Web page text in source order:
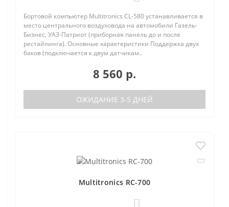
Бортовой компьютер Multitronics CL-580 устанавливается в
место центрального воздуховода на автомобили Газель-
Бизнес, УАЗ-Патриот (приборная панель до и после
рестайлинга). Основные характеристики Поддержка двух
баков (подключается к двум датчикам..
8 560 р.
ОЖИДАНИЕ 3-5 ДНЕЙ
Multitronics RC-700